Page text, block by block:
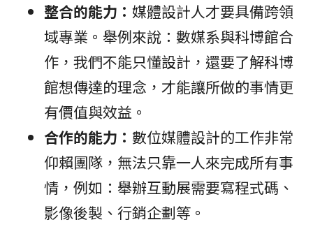
整合的能力： 媒體設計人才要具備跨領
域專業。舉例來說：數媒系與科博館合
作，我們不能只懂設計，還要了解科博
館想傳達的理念，才能讓所做的事情更
有價值與效益。
合作的能力： 數位媒體設計的工作非常
仰賴團隊，無法只靠一人來完成所有事
情，例如：舉辦互動展需要寫程式碼、
影像後製、行銷企劃等。